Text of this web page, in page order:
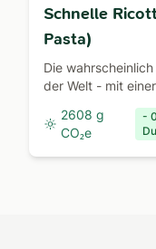
Schnelle
Pasta)
Die
der Welt - mit
2608 g
CO₂e
-